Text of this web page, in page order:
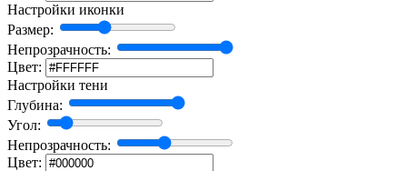
Настройки иконки
Размер:
Непрозрачность:
Цвет:
Настройки тени
Глубина:
Угол:
Непрозрачность:
Цвет: